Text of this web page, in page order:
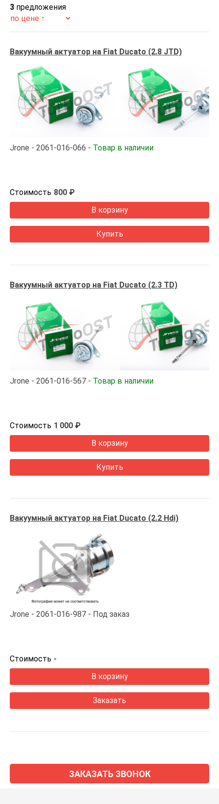
3 предложения
Вакуумный актуатор на Fiat Ducato (2.8 JTD)
Jrone 2061-016-066 Товар в наличии
Стоимость 800 ₽
В корзину
Купить
Вакуумный актуатор на Fiat Ducato (2.3 TD)
Jrone 2061-016-567 Товар в наличии
Стоимость 1 000 ₽
В корзину
Купить
Вакуумный актуатор на Fiat Ducato (2.2 Hdi)
Jrone 2061-016-987 Под заказ
Стоимость -
В корзину
Заказать
ЗАКАЗАТЬ ЗВОНОК